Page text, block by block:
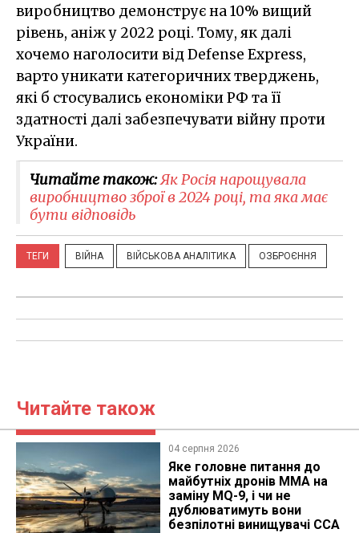
виробництво демонструє на 10% вищий
рівень, аніж у 2022 році. Тому, як далі
хочемо наголосити від Defense Express,
варто уникати категоричних тверджень,
які б стосувались економіки РФ та її
здатності далі забезпечувати війну проти
України.
Читайте також:Як Росія нарощувала
виробництво зброї в 2024 році, та яка має
бути відповідь
ТЕГИ ВІЙНА ВІЙСЬКОВА АНАЛІТИКА ОЗБРОЄННЯ
Читайте також
04 серпня 2026
Яке головне питання до
майбутніх дронів MMA на
заміну MQ-9, і чи не
дублюватимуть вони
безпілотні винищувачі CCA